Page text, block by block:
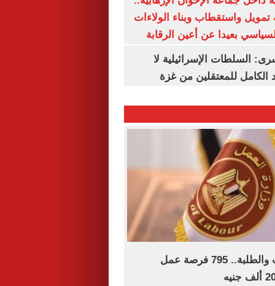
واستقطاب وبناء الولاءات
بعيدا عن أعين الرقابة
السلطات الإسرائيلية لا
للمعتقلين من غزة
لجميع المؤهلات والطلبة.. 795 فرصة عمل